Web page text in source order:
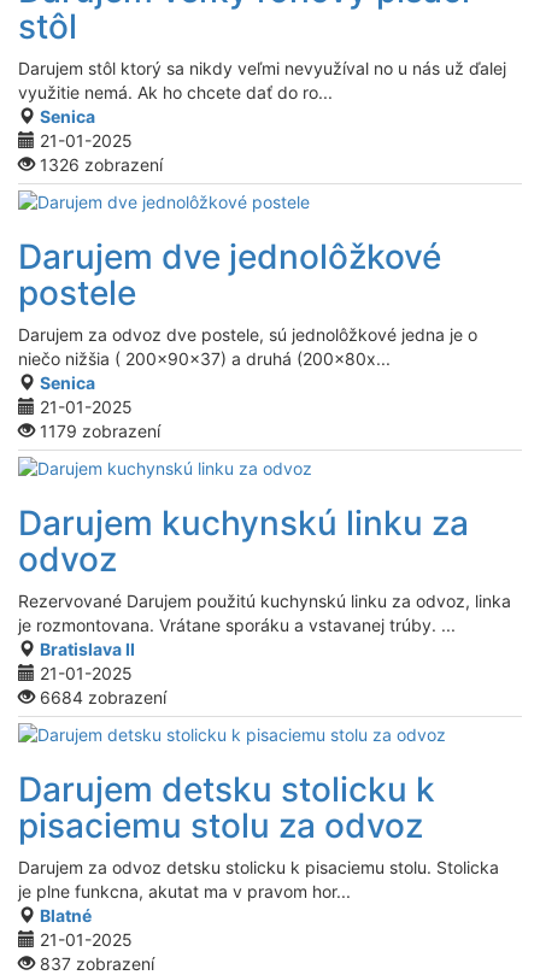
stôl
Darujem stôl ktorý sa nikdy veľmi nevyužíval no u nás už ďalej
využitie nemá. Ak ho chcete dať do ro...
Senica
21-01-2025
1326 zobrazení
Darujem dve jednolôžkové
postele
Darujem za odvoz dve postele, sú jednolôžkové jedna je o
niečo nižšia ( 200x90x37) a druhá (200x80x...
Senica
21-01-2025
1179 zobrazení
Darujem kuchynskú linku za
odvoz
Rezervované Darujem použitú kuchynskú linku za odvoz, linka
je rozmontovana. Vrátane sporáku a vstavanej trúby. ...
Bratislava II
21-01-2025
6684 zobrazení
Darujem detsku stolicku k
pisaciemu stolu za odvoz
Darujem za odvoz detsku stolicku k pisaciemu stolu. Stolicka
je plne funkcna, akutat ma v pravom hor...
Blatné
21-01-2025
837 zobrazení